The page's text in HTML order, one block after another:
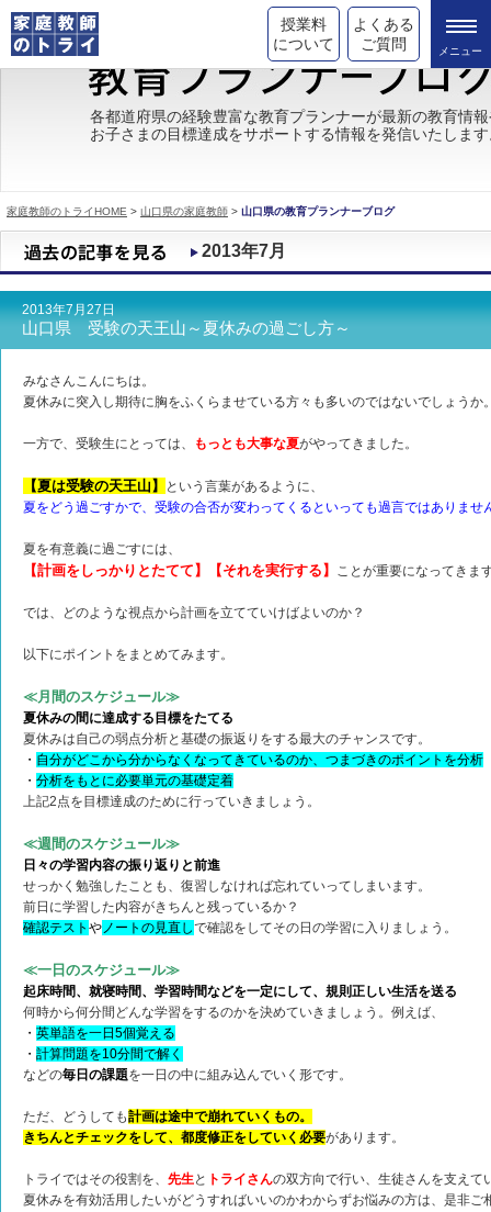
授業料
について
よくある
ご質問
トライの教育理念
成績が上がる理由
都道府県別情報
合格体験談
キャンペーン情報
各都道府県の経験豊富な教育プランナーが最新の教育情
お子さまの目標達成をサポートする情報を発信いたしま
家庭教師のトライHOME > 山口県の家庭教師 > 山口県の教育プランナーブログ
2013年7月
2013年7月27日
山口県 受験の天王山～夏休みの過ごし方～
みなさんこんにちは。
夏休みに突入し期待に胸をふくらませている方々も多いのではないでしょうか
一方で、受験生にとっては、 もっとも大事な夏がやってきました。
【夏は受験の天王山】
という言葉があるように、
夏をどう過ごすかで、受験の合否が変わってくるといっても過言ではありませ
夏を有意義に過ごすには、
【計画をしっかりとたてて】【それを実行する】 ことが重要になってきま
では、どのような視点から計画を立てていけばよいのか？
以下にポイントをまとめてみます。
≪月間のスケジュール≫
夏休みの間に達成する目標をたてる
夏休みは自己の弱点分析と基礎の振返りをする最大のチャンスです。
・ 自分がどこから分からなくなってきているのか、つまづきのポイントを分析
・ 分析をもとに必要単元の基礎定着
上記2点を目標達成のために行っていきましょう。
≪週間のスケジュール≫
日々の学習内容の振り返りと前進
せっかく勉強したことも、復習しなければ忘れていってしまいます。
前日に学習した内容がきちんと残っているか？
確認テスト やノートの見直しで確認をしてその日の学習に入りましょう。
≪一日のスケジュール≫
起床時間、就寝時間、学習時間などを一定にして、規則正しい生活を送る
何時から何分間どんな学習をするのかを決めていきましょう。例えば、
・ 英単語を一日5個覚える
・ 計算問題を10分間で解く
などの毎日の課題を一日の中に組み込んでいく形です。
ただ、どうしても計画は途中で崩れていくもの。
きちんとチェックをして、都度修正をしていく必要があります。
トライではその役割を、 先生と トライさんの双方向で行い、生徒さんを支えて
夏休みを有効活用したいがどうすればいいのかわからずお悩みの方は、是非ご